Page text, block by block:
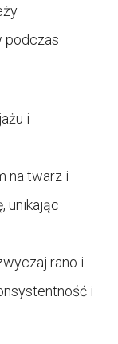
podczas
i
na twarz i
unikając
rano i
i